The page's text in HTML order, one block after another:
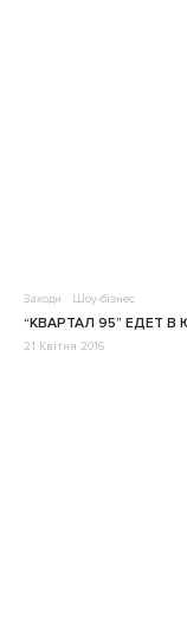
Заходи Шоу-бізнес
“КВАРТАЛ 95” ЕДЕТ
21 Квітня 2016